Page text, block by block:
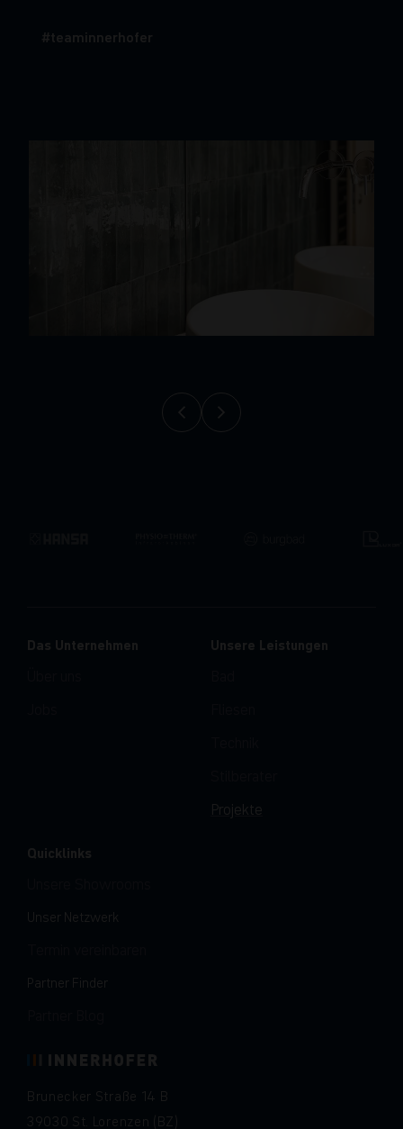
#teaminnerhofer
Brunecker Straße 14 B
39030 St. Lorenzen (BZ)
Das Unternehmen
Unsere Leistungen
Projekte
Quicklinks
Unser Netzwerk
Partner Finder